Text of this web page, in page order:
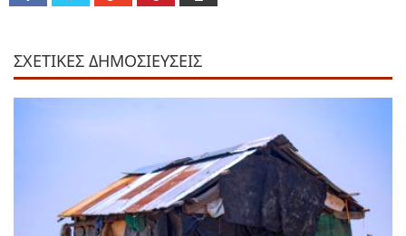
ΣΧΕΤΙΚΕΣ ΔΗΜΟΣΙΕΥΣΕΙΣ